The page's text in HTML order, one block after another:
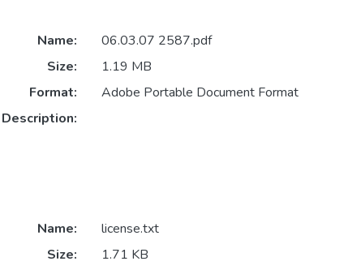
Name:
06.03.07 2587.pdf
Size:
1.19 MB
Format:
Adobe Portable Document Format
Description:
Name:
license.txt
Size:
1.71 KB